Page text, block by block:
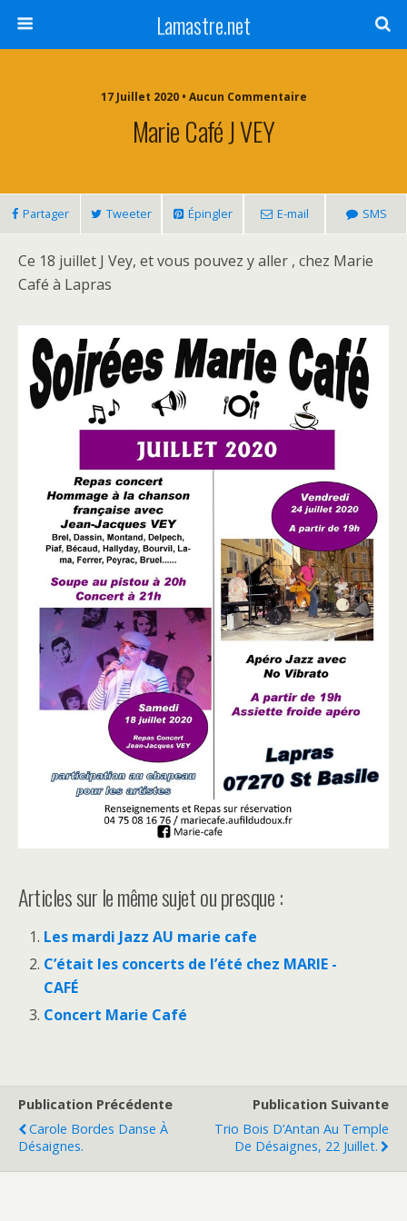
Lamastre.net
17 Juillet 2020 • Aucun Commentaire
Marie Café J VEY
Partager Tweeter Épingler E-mail SMS
Ce 18 juillet J Vey, et vous pouvez y aller , chez Marie
Café à Lapras
Articles sur le même sujet ou presque :
Les mardi Jazz AU marie cafe
C’était les concerts de l’été chez MARIE -
CAFÉ
Concert Marie Café
Publication Précédente
Carole Bordes Danse À
Désaignes.
Publication Suivante
Trio Bois D’Antan Au Temple
De Désaignes, 22 Juillet.